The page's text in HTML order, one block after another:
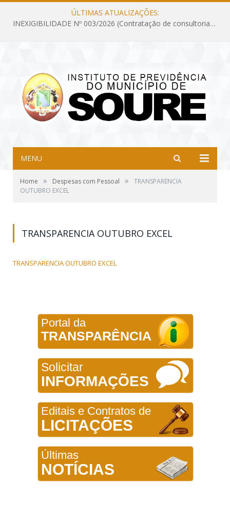
ÚLTIMAS ATUALIZAÇÕES:
INEXIGIBILIDADE Nº 003/2026 (Contratação de consultoria previdenciária com finalidade de obtenção do CRP, confecção dos demonstrativos previdenciários DAIR, DIPR e DPIN, preparar e alimentar o CADPREV, em atendimento às demandas do Instituto de Previdência dos Servidores do Município de Soure – IPSMS, por um período de 10 (dez) meses)
MENU
Home » Despesas com Pessoal »
TRANSPARENCIA
OUTUBRO EXCEL
TRANSPARENCIA OUTUBRO EXCEL
TRANSPARENCIA OUTUBRO EXCEL
Portal da
TRANSPARÊNCIA
Solicitar
INFORMAÇÕES
Editais e Contratos de
LICITAÇÕES
Últimas
NOTÍCIAS